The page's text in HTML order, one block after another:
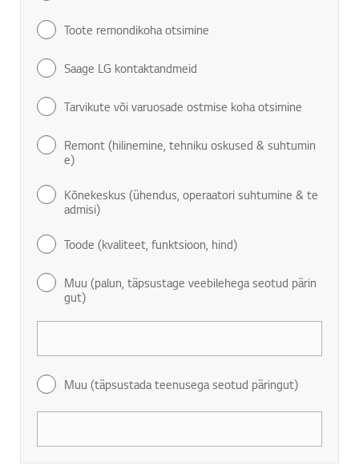
Toote remondikoha otsimine
Saage LG kontaktandmeid
Tarvikute või varuosade ostmise koha otsimine
Remont (hilinemine, tehniku oskused & suhtumin
e)
Kõnekeskus (ühendus, operaatori suhtumine & te
admisi)
Toode (kvaliteet, funktsioon, hind)
Muu (palun, täpsustage veebilehega seotud pärin
gut)
Muu (täpsustada teenusega seotud päringut)